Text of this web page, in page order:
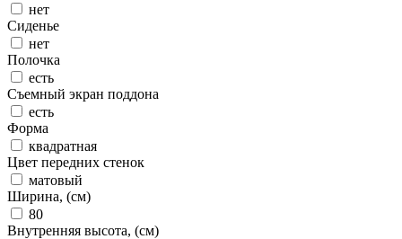
нет
Сиденье
нет
Полочка
есть
Съемный экран поддона
есть
Форма
квадратная
Цвет передних стенок
матовый
Ширина, (см)
80
Внутренняя высота, (см)